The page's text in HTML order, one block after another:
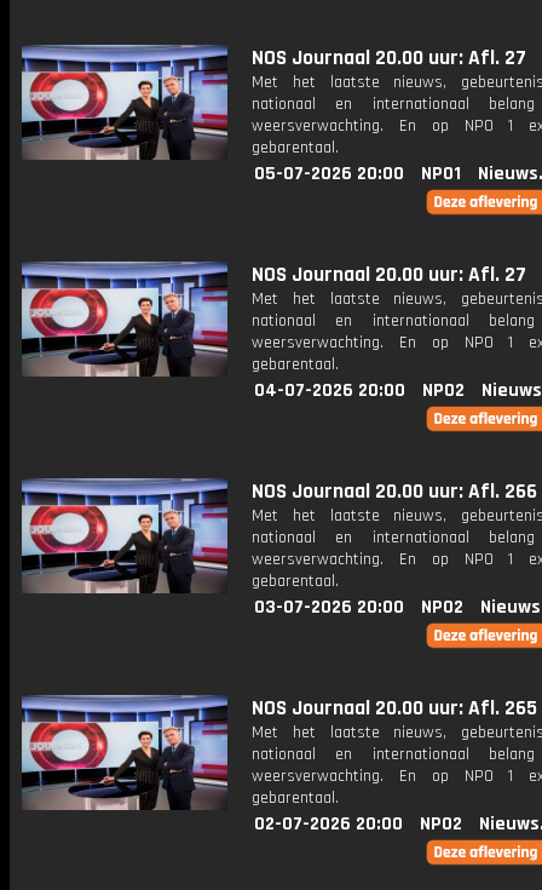
NOS Journaal 20.00 uur: Afl. 27
Met het laatste nieuws,
nationaal en internationaal
weersverwachting. En op NPO 1
gebarentaal.
05-07-2026 20:00 NPO1
NOS Journaal 20.00 uur: Afl. 27
Met het laatste nieuws,
nationaal en internationaal
weersverwachting. En op NPO 1
gebarentaal.
04-07-2026 20:00 NPO2
NOS Journaal 20.00 uur: Afl. 266
Met het laatste nieuws,
nationaal en internationaal
weersverwachting. En op NPO 1
gebarentaal.
03-07-2026 20:00 NPO2
NOS Journaal 20.00 uur: Afl. 265
Met het laatste nieuws,
nationaal en internationaal
weersverwachting. En op NPO 1
gebarentaal.
02-07-2026 20:00 NPO2